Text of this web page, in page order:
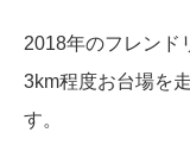
2018年のフレンド
3km程度お台場を
す。